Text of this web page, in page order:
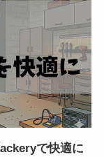
で快適に